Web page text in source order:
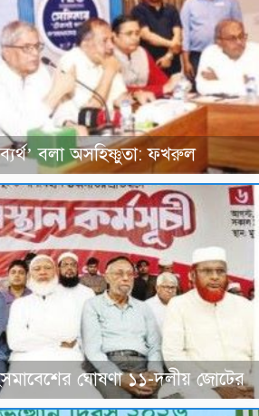
বলা অসহিষ্ণুতা: ফখরুল
ঘোষণা ১১-দলীয় জোটের